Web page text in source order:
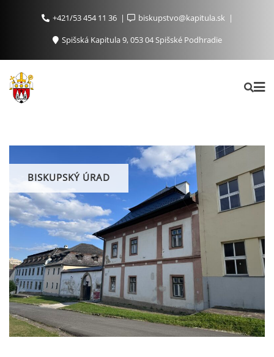
+421/53 454 11 36
biskupstvo@kapitula.sk
Spišská Kapitula 9, 053 04 Spišské Podhradie
BISKUPSKÝ ÚRAD